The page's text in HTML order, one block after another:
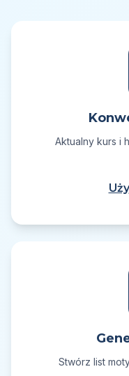
Aktualny kurs i
Stwórz list